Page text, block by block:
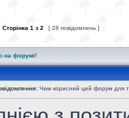
Сторінка 1 з 2 [ 28 повідомлень ]
на форумі!
Чим корисний цей форум для